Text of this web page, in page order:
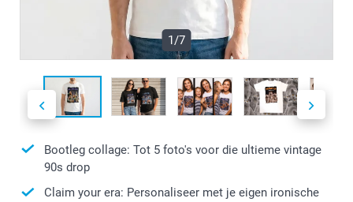
1/7
Bootleg collage: Tot 5 foto's voor die ultieme vintage
90s drop
Claim your era: Personaliseer met je eigen ironische